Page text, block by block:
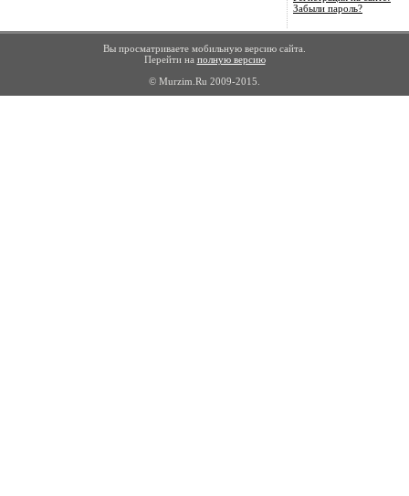
Забыли пароль?
Вы просматриваете мобильную версию сайта.
Перейти на полную версию
© Murzim.Ru 2009-2015.